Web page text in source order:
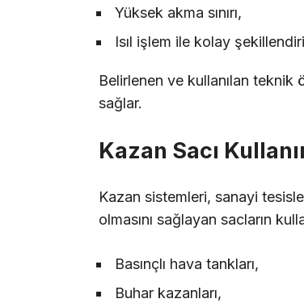
Yüksek akma sınırı,
Isıl işlem ile kolay
Belirlenen ve kullanılan teknik
sağlar.
Kazan Sacı
Kazan sistemleri, sanayi
olmasını sağlayan sacların
Basınçlı hava tankları,
Buhar kazanları,